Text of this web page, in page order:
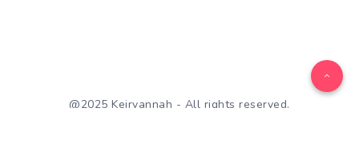
@2025 Keirvannah - All rights reserved.